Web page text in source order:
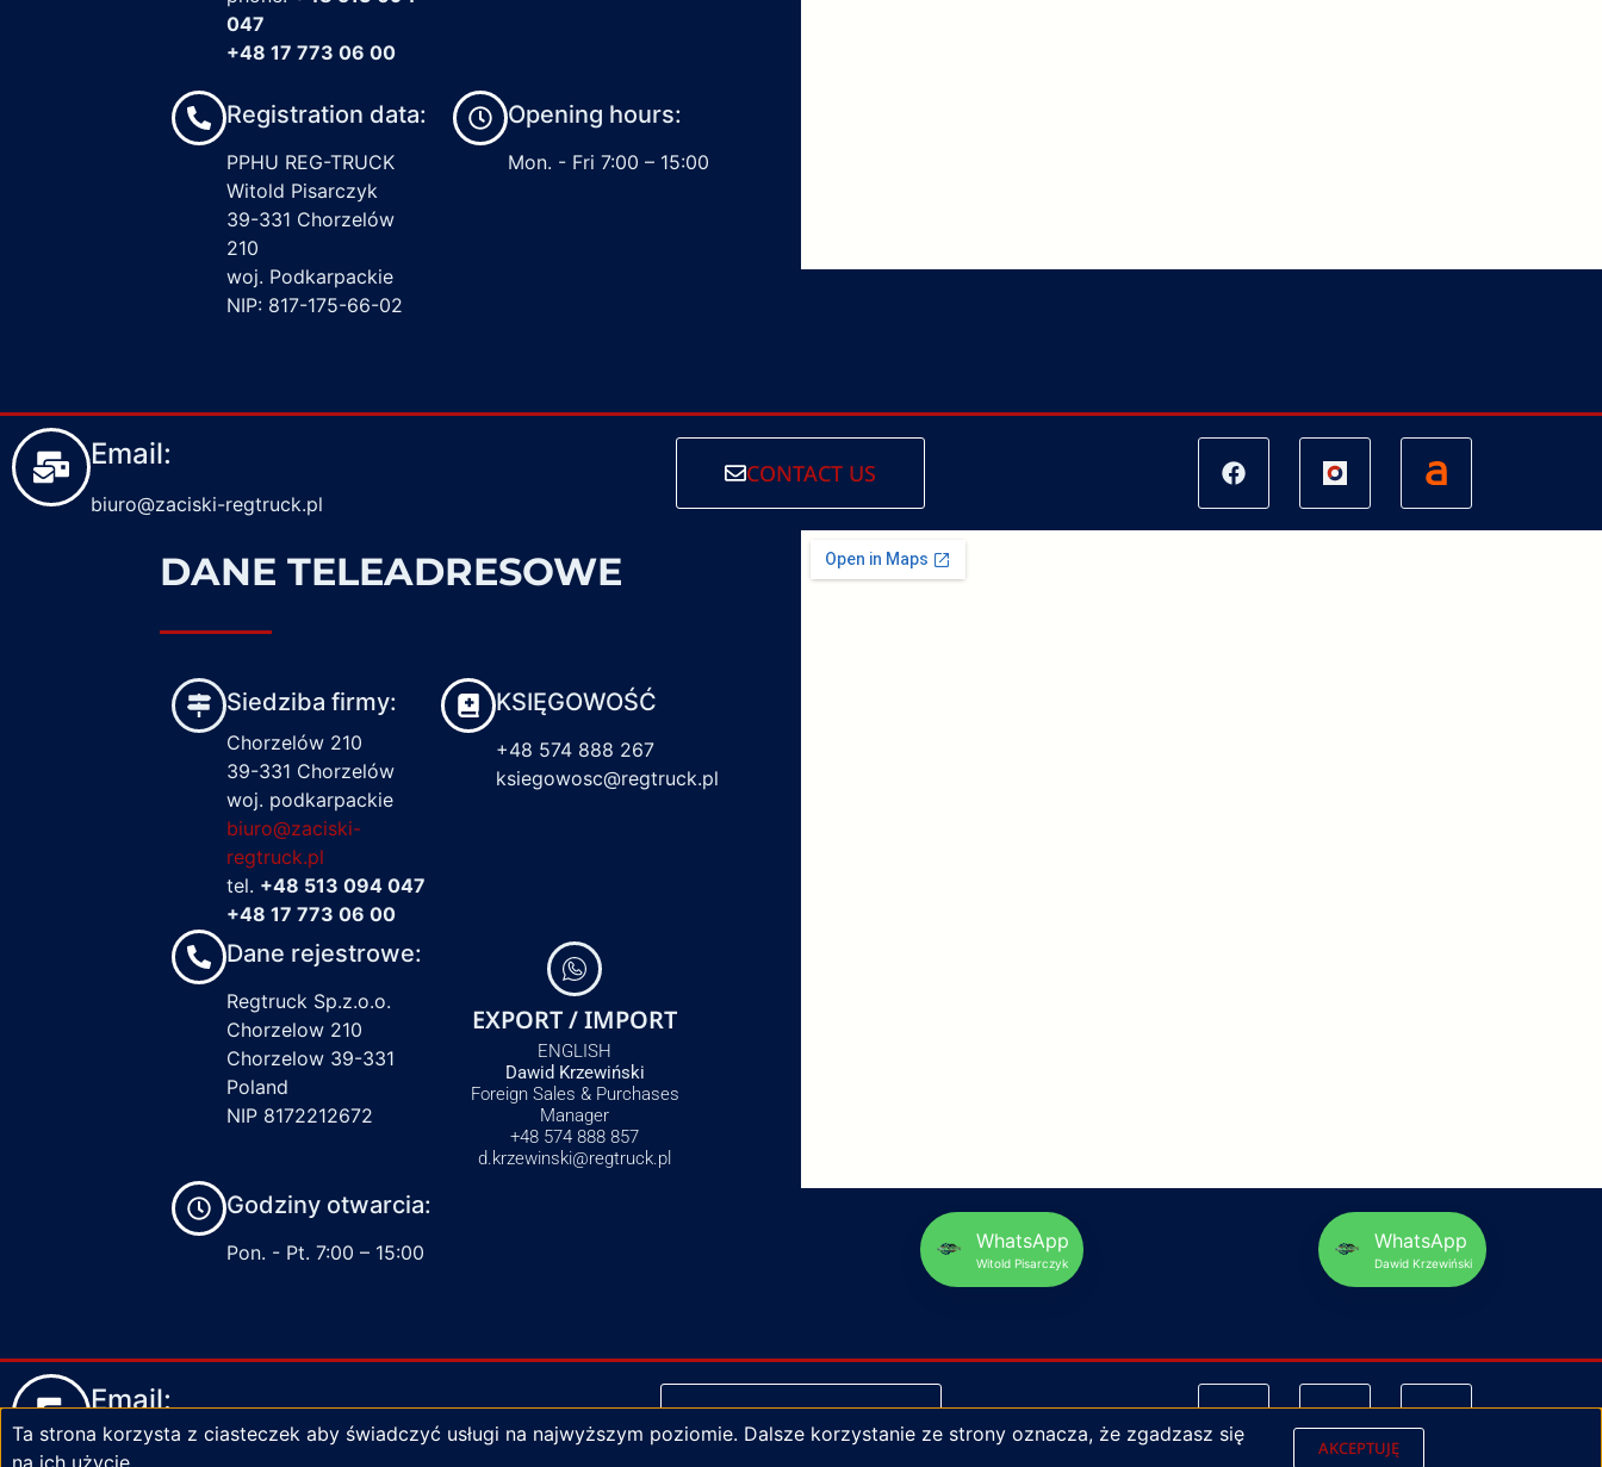
047
+48 17 773 06 00
Registration data:
PPHU REG-TRUCK
Witold Pisarczyk
39-331 Chorzelów
210
woj. Podkarpackie
NIP: 817-175-66-02
Opening hours:
Mon. - Fri 7:00 – 15:00
Email:
biuro@zaciski-regtruck.pl
CONTACT US
DANE TELEADRESOWE
Siedziba firmy:
Chorzelów 210
39-331 Chorzelów
woj. podkarpackie
biuro@zaciski-
regtruck.pl
tel. +48 513 094 047
+48 17 773 06 00
KSIĘGOWOŚĆ
+48 574 888 267
ksiegowosc@regtruck.pl
Dane rejestrowe:
Regtruck Sp.z.o.o.
Chorzelow 210
Chorzelow 39-331
Poland
NIP 8172212672
EXPORT / IMPORT
ENGLISH
Dawid Krzewiński
Foreign Sales & Purchases
Manager
+48 574 888 857
d.krzewinski@regtruck.pl
Godziny otwarcia:
Pon. - Pt. 7:00 – 15:00
WhatsApp
Witold Pisarczyk
WhatsApp
Dawid Krzewiński
Email:
biuro@zaciski-regtruck.pl
NAPISZ DO NAS
Ta strona korzysta z ciasteczek aby świadczyć usługi na najwyższym poziomie. Dalsze korzystanie ze strony oznacza, że zgadzasz się
na ich użycie
AKCEPTUJĘ